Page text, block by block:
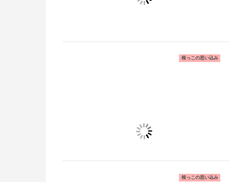
根っこの思い込み
根っこの思い込み